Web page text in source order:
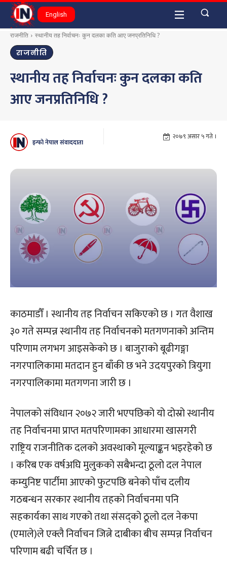
English
राजनीति स्थानीय तह निर्वाचनः कुन दलका कति आए जनप्रतिनिधि ?
राजनीति
स्थानीय तह निर्वाचनः कुन दलका कति
आए जनप्रतिनिधि ?
इन्फो नेपाल संवाददाता
२०७९ असार ५ गते ।
काठमाडौँ । स्थानीय तह निर्वाचन सकिएको छ । गत वैशाख
३० गते सम्पन्न स्थानीय तह निर्वाचनको मतगणनाको अन्तिम
परिणाम लगभग आइसकेको छ । बाजुराको बूढीगङ्गा
नगरपालिकामा मतदान हुन बाँकी छ भने उदयपुरको त्रियुगा
नगरपालिकामा मतगणना जारी छ ।
नेपालको संविधान २०७२ जारी भएपछिको यो दोस्रो स्थानीय
तह निर्वाचनमा प्राप्त मतपरिणामका आधारमा खासगरी
राष्ट्रिय राजनीतिक दलको अवस्थाको मूल्याङ्कन भइरहेको छ
। करिब एक वर्षअघि मुलुकको सबैभन्दा ठूलो दल नेपाल
कम्युनिष्ट पार्टीमा आएको फुटपछि बनेको पाँच दलीय
गठबन्धन सरकार स्थानीय तहको निर्वाचनमा पनि
सहकार्यका साथ गएको तथा संसद्को ठूलो दल नेकपा
(एमाले)ले एक्लै निर्वाचन जित्ने दाबीका बीच सम्पन्न निर्वाचन
परिणाम बढी चर्चित छ ।